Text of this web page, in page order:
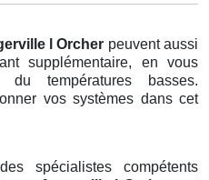
l Orcher peuvent aussi
supplémentaire, en vous
températures basses.
vos systèmes dans cet
spécialistes compétents